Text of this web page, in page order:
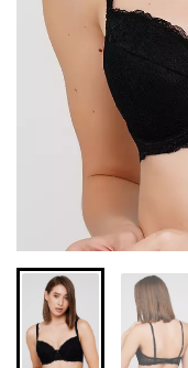
552 грн. 789 грн.